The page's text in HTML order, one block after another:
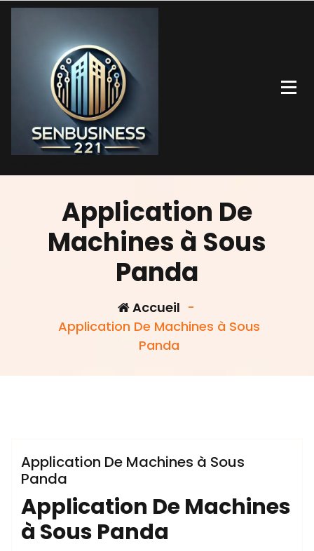
Aller
Application De
Machines à Sous
Panda
Accueil -
Application De Machines à Sous
Panda
Application De Machines à Sous
Panda
Application De Machines
à Sous Panda